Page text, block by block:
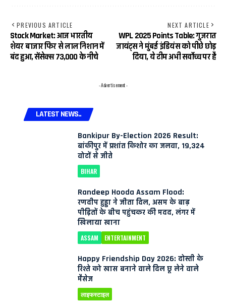
PREVIOUS ARTICLE
Stock Market: आज भारतीय
शेयर बाजार फिर से लाल निशान में
बंद हुआ, सेंसेक्स 73,000 के नीचे
NEXT ARTICLE
WPL 2025 Points Table: गुजरात
जायंट्स ने मुंबई इंडियंस को पीछे छोड़
दिया, ये टीम अभी सर्वोच्च पर है
- Advertisement -
LATEST NEWS..
Bankipur By-Election 2026 Result:
बांकीपुर में प्रशांत किशोर का जलवा, 19,324
वोटों से जीते
BIHAR
Randeep Hooda Assam Flood:
रणदीप हुड्डा ने जीता दिल, असम के बाढ़
पीड़ितों के बीच पहुंचकर की मदद, लंगर में
खिलाया खाना
ASSAM ENTERTAINMENT
Happy Friendship Day 2026: दोस्ती के
रिश्ते को खास बनाने वाले दिल छू लेने वाले
मैसेज
लाइफस्टाइल